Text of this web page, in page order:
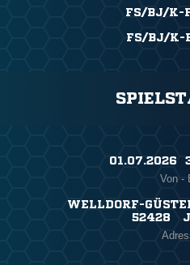
FS/BJ/K-
FS/BJ/K-
01.07.2026
Von -
WELLDORF-
52428